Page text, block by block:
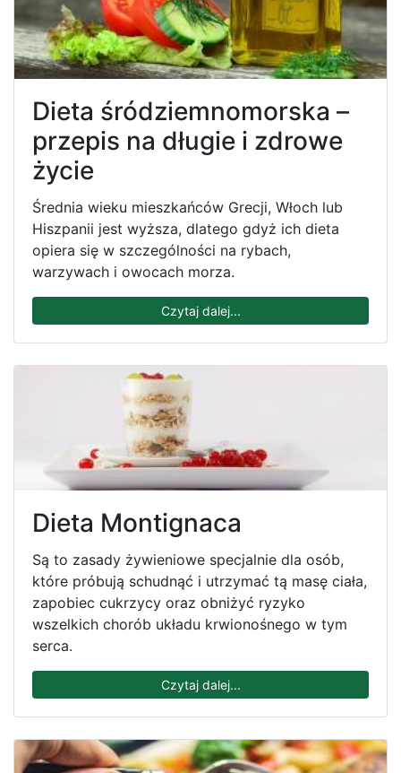
Dieta śródziemnomorska –
przepis na długie i zdrowe
życie
Średnia wieku mieszkańców Grecji, Włoch lub
Hiszpanii jest wyższa, dlatego gdyż ich dieta
opiera się w szczególności na rybach,
warzywach i owocach morza.
Czytaj dalej...
Dieta Montignaca
Są to zasady żywieniowe specjalnie dla osób,
które próbują schudnąć i utrzymać tą masę ciała,
zapobiec cukrzycy oraz obniżyć ryzyko
wszelkich chorób układu krwionośnego w tym
serca.
Czytaj dalej...